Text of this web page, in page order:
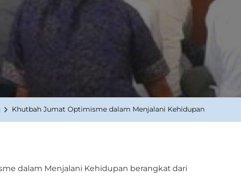
Optimisme
Dalam
Menjalani
Khutbah Jumat Optimisme dalam Menjalani Kehidupan
dalam Menjalani Kehidupan berangkat dari